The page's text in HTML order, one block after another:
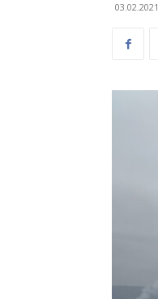
03.02.2021